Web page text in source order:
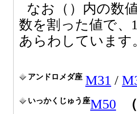
なお（）内の数
数を割った値で、
あらわしています
アンドロメダ座 M31 /
いっかくじゅう座M50